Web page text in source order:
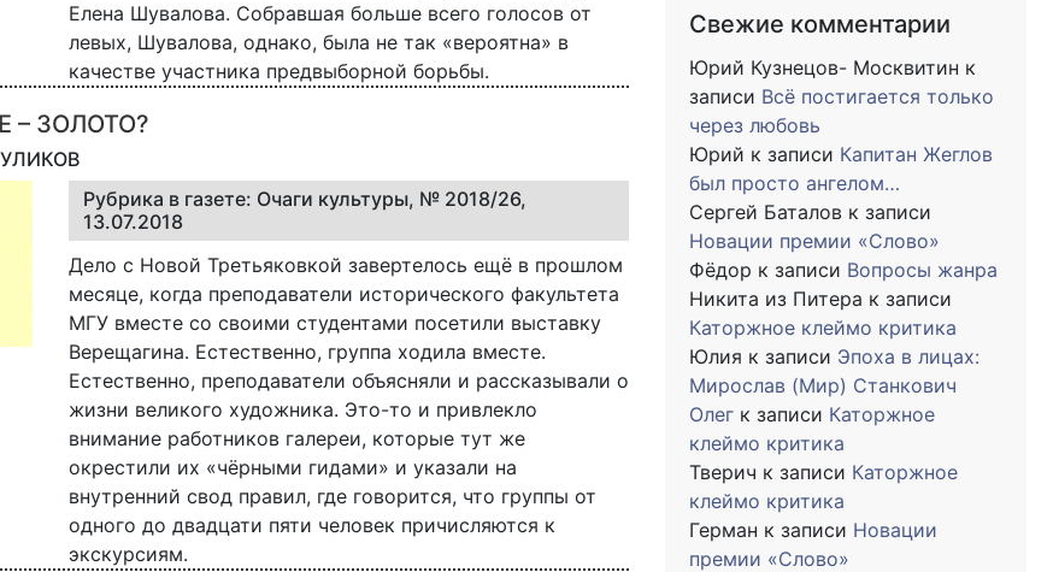
Елена Шувалова. Собравшая больше всего голосов от
левых, Шувалова, однако, была не так «вероятна» в
качестве участника предвыборной борьбы.
– ЗОЛОТО?
Рубрика в газете: Очаги культуры, № 2018/26,
13.07.2018
Дело с Новой Третьяковкой завертелось ещё в прошлом
месяце, когда преподаватели исторического факультета
МГУ вместе со своими студентами посетили выставку
Верещагина. Естественно, группа ходила вместе.
Естественно, преподаватели объясняли и рассказывали о
жизни великого художника. Это-то и привлекло
внимание работников галереи, которые тут же
окрестили их «чёрными гидами» и указали на
внутренний свод правил, где говорится, что группы от
одного до двадцати пяти человек причисляются к
экскурсиям.
Свежие комментарии
Юрий Кузнецов- Москвитин к
записи Всё постигается только
через любовь
Юрий к записи Капитан Жеглов
был просто ангелом…
Сергей Баталов к записи
Новации премии «Слово»
Фёдор к записи Вопросы жанра
Никита из Питера к записи
Каторжное клеймо критика
Юлия к записи Эпоха в лицах:
Мирослав (Мир) Станкович
Олег к записи Каторжное
клеймо критика
Тверич к записи Каторжное
клеймо критика
Герман к записи Новации
премии «Слово»